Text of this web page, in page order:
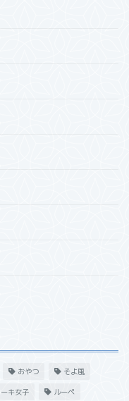
おやつ そよ風
ーキ女子 ルーペ